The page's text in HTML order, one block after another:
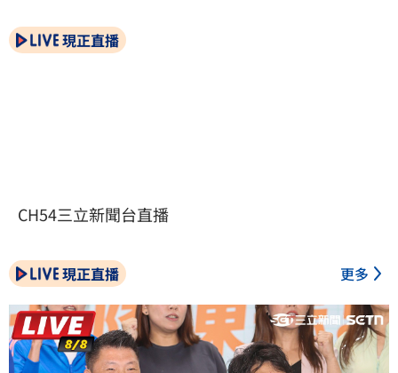
現正直播
CH54三立新聞台直播
現正直播 更多